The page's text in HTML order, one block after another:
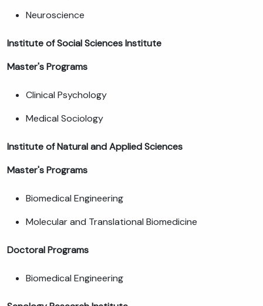
Neuroscience
Institute of Social Sciences Institute
Master's Programs
Clinical Psychology
Medical Sociology
Institute of Natural and Applied Sciences
Master's Programs
Biomedical Engineering
Molecular and Translational Biomedicine
Doctoral Programs
Biomedical Engineering